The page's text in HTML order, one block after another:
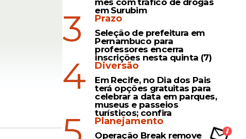
mês com tráfico de drogas
em Surubim
3 Prazo
Seleção de prefeitura em
Pernambuco para
professores encerra
inscrições nesta quinta (7)
4 Diversão
Em Recife, no Dia dos Pais
terá opções gratuitas para
celebrar a data em parques,
museus e passeios
turísticos; confira
Planejamento
Operação Break remove